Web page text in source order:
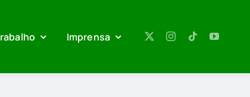
Imprensa